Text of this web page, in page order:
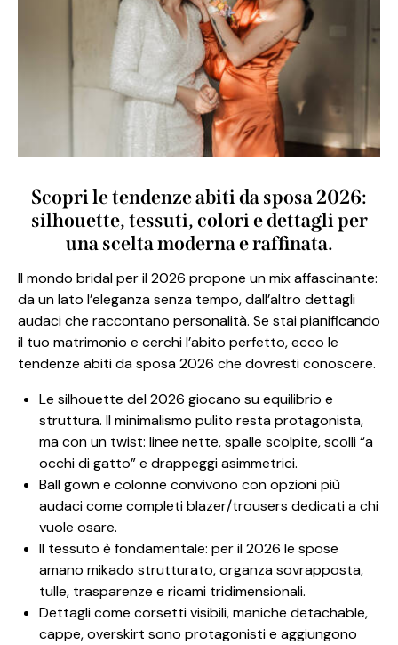
Scopri le tendenze abiti da sposa 2026:
silhouette, tessuti, colori e dettagli per
una scelta moderna e raffinata.
Il mondo bridal per il 2026 propone un mix affascinante:
da un lato l’eleganza senza tempo, dall’altro dettagli
audaci che raccontano personalità. Se stai pianificando
il tuo matrimonio e cerchi l’abito perfetto, ecco le
tendenze abiti da sposa 2026 che dovresti conoscere.
Le silhouette del 2026 giocano su equilibrio e
struttura. Il minimalismo pulito resta protagonista,
ma con un twist: linee nette, spalle scolpite, scolli “a
occhi di gatto” e drappeggi asimmetrici.
Ball gown e colonne convivono con opzioni più
audaci come completi blazer/trousers dedicati a chi
vuole osare.
Il tessuto è fondamentale: per il 2026 le spose
amano mikado strutturato, organza sovrapposta,
tulle, trasparenze e ricami tridimensionali.
Dettagli come corsetti visibili, maniche detachable,
cappe, overskirt sono protagonisti e aggiungono